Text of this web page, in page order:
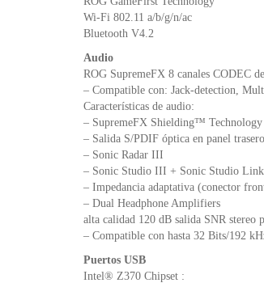
Wi-Fi 802.11 a/b/g/n/ac
Bluetooth V4.2
Audio
ROG SupremeFX 8 canales CODEC
– Compatible con: Jack-detection,
Características de audio:
– SupremeFX Shielding™ Technology
– Salida S/PDIF óptica en panel trasero
– Sonic Radar III
– Sonic Studio III + Sonic Studio Link
– Impedancia adaptativa (conector
– Dual Headphone Amplifiers
alta calidad 120 dB salida SNR stereo
– Compatible con hasta 32 Bits/192
Puertos USB
Intel® Z370 Chipset :